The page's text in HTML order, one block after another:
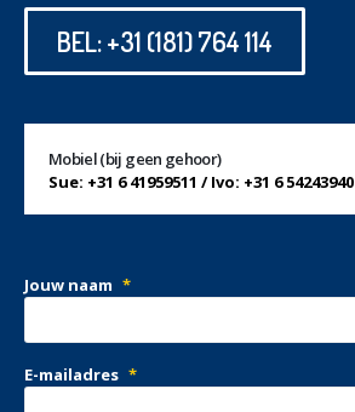
BEL: +31 (181) 764 114
Mobiel (bij geen gehoor)
Sue: +31 6 41959511 / Ivo: +31 6 54243940
Jouw naam *
E-mailadres *